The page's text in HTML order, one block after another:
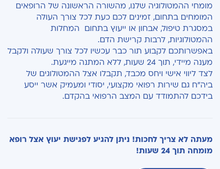
מומחי ההמטולוגיה שלנו, מהשורה הראשונה של הרופאים
המומחים בתחום, זמינים לכם כעת לכל צורך העולה
במסגרת טיפול, אבחון או ייעוץ בתחום המחלות
ההמטולוגיות, לרבות קרישת הדם.
באפשרותכם לקבוע תור כבר עכשיו לכל צורך שעולה ולקבל
מענה מיידי, תוך 24 שעות, ללא המתנה מייגעת.
לצד ליווי אישי ויחס מכבד, תקבלו אצל ההמטולוגים של
ביה"ח גם שירות רפואי מקצועי, יסודי ומעמיק אשר ייסע
בידכם להתמודד עם המצב הרפואי בהקדם.
מעתה לא צריך לחכות! ניתן להגיע לפגישת יעוץ אצל רופא
מומחה תוך 24 שעות!